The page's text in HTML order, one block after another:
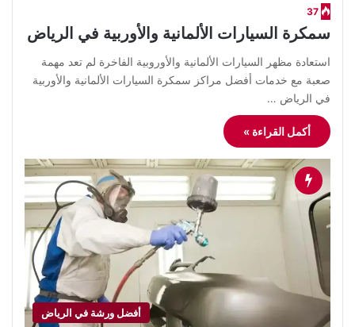
37
سمكرة السيارات الألمانية والأوربية في الرياض
استعادة مظهر السيارات الألمانية والأوروبية الفاخرة لم تعد مهمة
صعبة مع خدمات أفضل مراكز سمكرة السيارات الألمانية والأوربية
في الرياض …
أكمل القراءة »
أفضل ورشة في الرياض